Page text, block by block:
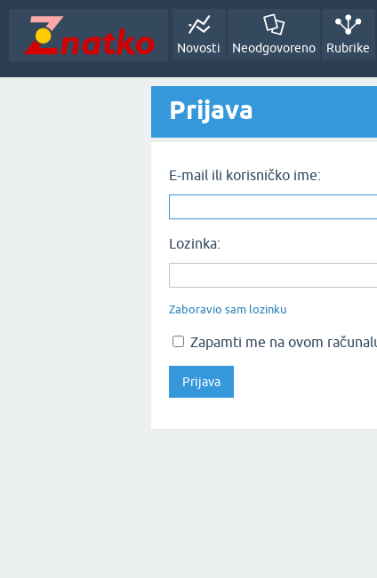
Novosti Neodgovoreno Rubrike
Prijava
E-mail ili korisničko ime:
Lozinka:
Zaboravio sam lozinku
Zapamti me na ovom